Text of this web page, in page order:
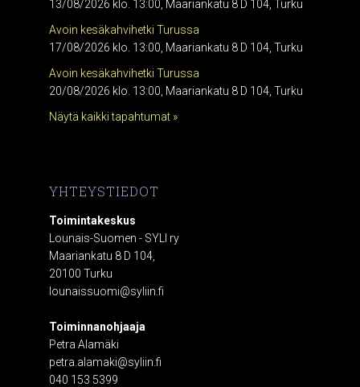
13/08/2026 klo. 13:00, Maariankatu 8 D 104, Turku
Avoin kesäkahvihetki Turussa
17/08/2026 klo. 13:00, Maariankatu 8 D 104, Turku
Avoin kesäkahvihetki Turussa
20/08/2026 klo. 13:00, Maariankatu 8 D 104, Turku
Näytä kaikki tapahtumat »
YHTEYSTIEDOT
Toimintakeskus
Lounais-Suomen - SYLI ry
Maariankatu 8 D 104,
20100 Turku
lounaissuomi@syliin.fi
Toiminnanohjaaja
Petra Alamäki
petra.alamaki@syliin.fi
040 153 5399